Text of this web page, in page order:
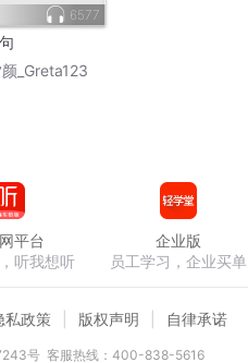
6577
_Greta123
平台
听我想听
企业版
员工学习，企业买单
私政策 版权声明 自律承诺
号 客服热线：400-838-5616